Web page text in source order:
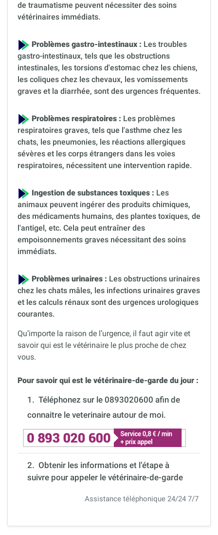
de traumatisme peuvent nécessiter des soins
vétérinaires immédiats.
Problèmes gastro-intestinaux : Les troubles
gastro-intestinaux, tels que les obstructions
intestinales, les torsions d'estomac chez les chiens,
les coliques chez les chevaux, les vomissements
graves et la diarrhée, sont des urgences fréquentes.
Problèmes respiratoires : Les problèmes
respiratoires graves, tels que l'asthme chez les
chats, les pneumonies, les réactions allergiques
sévères et les corps étrangers dans les voies
respiratoires, nécessitent une intervention rapide.
Ingestion de substances toxiques : Les
animaux peuvent ingérer des produits chimiques,
des médicaments humains, des plantes toxiques, de
l'antigel, etc. Cela peut entraîner des
empoisonnements graves nécessitant des soins
immédiats.
Problèmes urinaires : Les obstructions urinaires
chez les chats mâles, les infections urinaires graves
et les calculs rénaux sont des urgences urologiques
courantes.
Qu’importe la raison de l’urgence, il faut agir vite et
savoir qui est le vétérinaire le plus proche de chez
vous.
Pour savoir qui est le vétérinaire-de-garde du jour :
1. Téléphonez sur le 0893020600 afin de
connaitre le veterinaire autour de moi.
2. Obtenir les informations et l’étape à
suivre pour appeler le vétérinaire-de-garde
Assistance téléphonique 24/24 7/7